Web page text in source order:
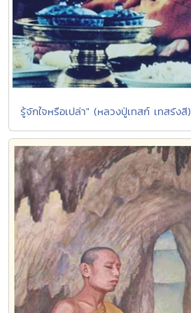
รู้จักใจหรือเปล่า" (หลวงปู่เทสก์ เทสรังสี)